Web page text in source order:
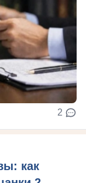
2
как